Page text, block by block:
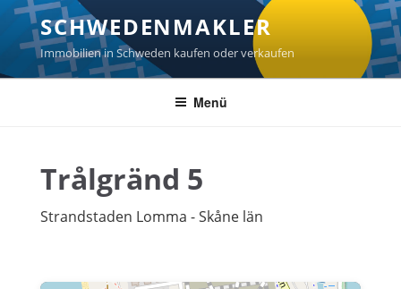
Zum
Inhalt
springen
SCHWEDENMAKLER
Immobilien in Schweden kaufen oder verkaufen
Menü
Trålgränd 5
Strandstaden Lomma - Skåne län